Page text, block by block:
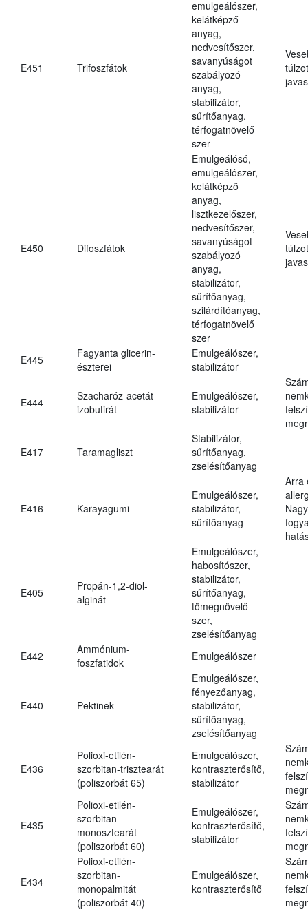
E451 Trifoszfátok
emulgeálószer,
kelátképző
anyag,
nedvesítőszer,
savanyúságot
szabályozó
anyag,
stabilizátor,
sűrítőanyag,
térfogatnövelő
szer
E450 Difoszfátok
Emulgeálósó,
emulgeálószer,
kelátképző
anyag,
lisztkezelőszer,
nedvesítőszer,
savanyúságot
szabályozó
anyag,
stabilizátor,
sűrítőanyag,
szilárdítóanyag,
térfogatnövelő
szer
E445
Fagyanta glicerin-
észterei
Emulgeálószer,
stabilizátor
E444
Szacharóz-acetát-
izobutirát
Emulgeálószer,
stabilizátor
E417 Taramagliszt
Stabilizátor,
sűrítőanyag,
zselésítőanyag
E416 Karayagumi
Emulgeálószer,
stabilizátor,
sűrítőanyag
Arra
E405
Propán-1,2-diol-
alginát
Emulgeálószer,
habosítószer,
stabilizátor,
sűrítőanyag,
tömegnövelő
szer,
zselésítőanyag
E442
Ammónium-
foszfatidok
Emulgeálószer
E440 Pektinek
Emulgeálószer,
fényezőanyag,
stabilizátor,
sűrítőanyag,
zselésítőanyag
E436
Polioxi-etilén-
szorbitan-trisztearát
(poliszorbát 65)
Emulgeálószer,
kontraszterősítő,
stabilizátor
E435
Polioxi-etilén-
szorbitan-
monosztearát
(poliszorbát 60)
Emulgeálószer,
kontraszterősítő,
stabilizátor
E434
Polioxi-etilén-
szorbitan-
monopalmitát
(poliszorbát 40)
Emulgeálószer,
kontraszterősítő